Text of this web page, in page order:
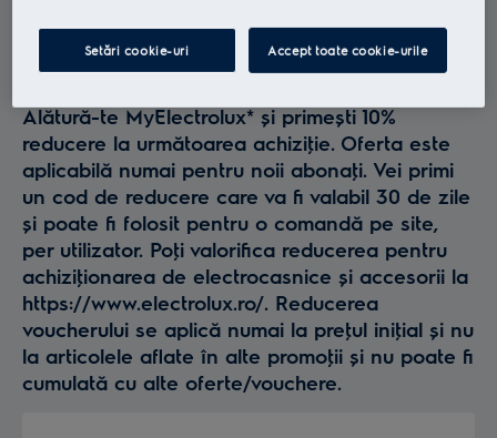
Profită la maxim de
Electrolux
Alătură-te MyElectrolux* și primești 10%
reducere la următoarea achiziţie. Oferta este
aplicabilă numai pentru noii abonaţi. Vei primi
un cod de reducere care va fi valabil 30 de zile
și poate fi folosit pentru o comandă pe site,
per utilizator. Poţi valorifica reducerea pentru
achiziţionarea de electrocasnice și accesorii la
https://www.electrolux.ro/. Reducerea
voucherului se aplică numai la preţul iniţial și nu
la articolele aflate în alte promoţii și nu poate fi
cumulată cu alte oferte/vouchere.
Setări cookie-uri Accept toate cookie-urile